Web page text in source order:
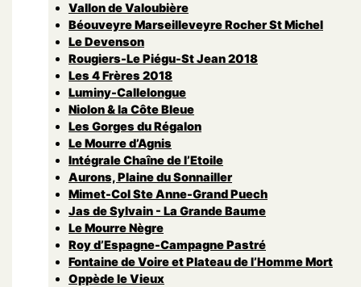
Vallon de Valoubière
Béouveyre Marseilleveyre Rocher St Michel
Le Devenson
Rougiers-Le Piégu-St Jean 2018
Les 4 Frères 2018
Luminy-Callelongue
Niolon & la Côte Bleue
Les Gorges du Régalon
Le Mourre d’Agnis
Intégrale Chaîne de l’Etoile
Aurons, Plaine du Sonnailler
Mimet-Col Ste Anne-Grand Puech
Jas de Sylvain - La Grande Baume
Le Mourre Nègre
Roy d’Espagne-Campagne Pastré
Fontaine de Voire et Plateau de l’Homme Mort
Oppède le Vieux